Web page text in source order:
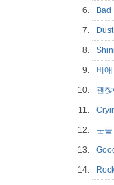
6.
7.
8.
9. 비
10. 괜
11.
12. 눈
13.
14.